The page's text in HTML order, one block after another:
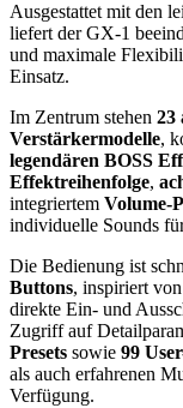
Ausgestattet mit den
liefert der GX-1
und maximale
Einsatz.
Im Zentrum stehen 23
Verstärkermodelle,
legendären BOSS
Effektreihenfolge,
integriertem Volume-
individuelle Sounds
Die Bedienung ist
Buttons, inspiriert
direkte Ein- und
Zugriff auf
Presets sowie 99
als auch erfahrenen
Verfügung.